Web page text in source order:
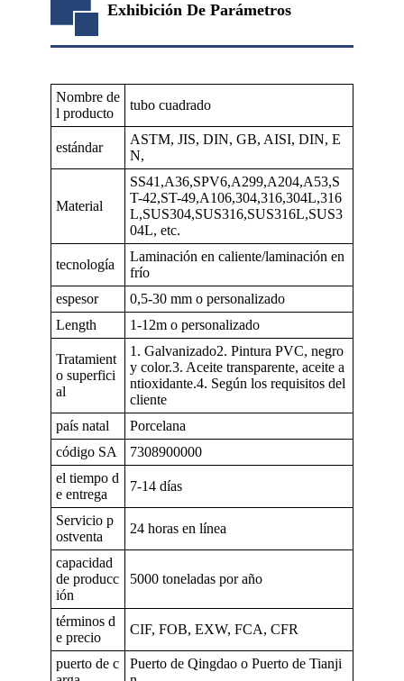
Exhibición De Parámetros
Nombre de
l producto
tubo cuadrado
estándar
ASTM, JIS, DIN, GB, AISI, DIN, E
N,
Material
SS41,A36,SPV6,A299,A204,A53,S
T-42,ST-49,A106,304,316,304L,316
L,SUS304,SUS316,SUS316L,SUS3
04L, etc.
tecnología
Laminación en caliente/laminación en
frío
espesor
0,5-30 mm o personalizado
Length
1-12m o personalizado
Tratamient
o superfici
al
1. Galvanizado2. Pintura PVC, negro
y color.3. Aceite transparente, aceite a
ntioxidante.4. Según los requisitos del
cliente
país natal
Porcelana
código SA
7308900000
el tiempo d
e entrega
7-14 días
Servicio p
ostventa
24 horas en línea
capacidad
de producc
ión
5000 toneladas por año
términos d
e precio
CIF, FOB, EXW, FCA, CFR
puerto de c
Puerto de Qingdao o Puerto de Tianji